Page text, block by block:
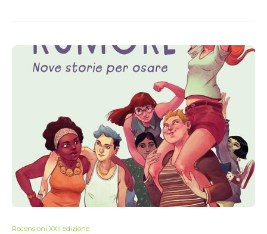
Recensioni XXII edizione